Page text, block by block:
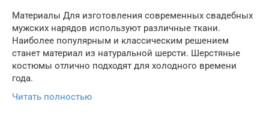
Материалы Для изготовления современных свадебных
мужских нарядов используют различные ткани.
Наиболее популярным и классическим решением
станет материал из натуральной шерсти. Шерстяные
костюмы отлично подходят для холодного времени
года.
Читать полностью